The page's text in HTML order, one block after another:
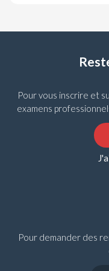
Pour vous inscrire et
examens
Pour demander des